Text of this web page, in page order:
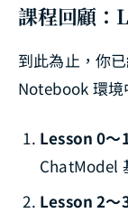
課程回顧：
到此為止，你
Notebook 環境
Lesson 0～
ChatModel
Lesson 2～